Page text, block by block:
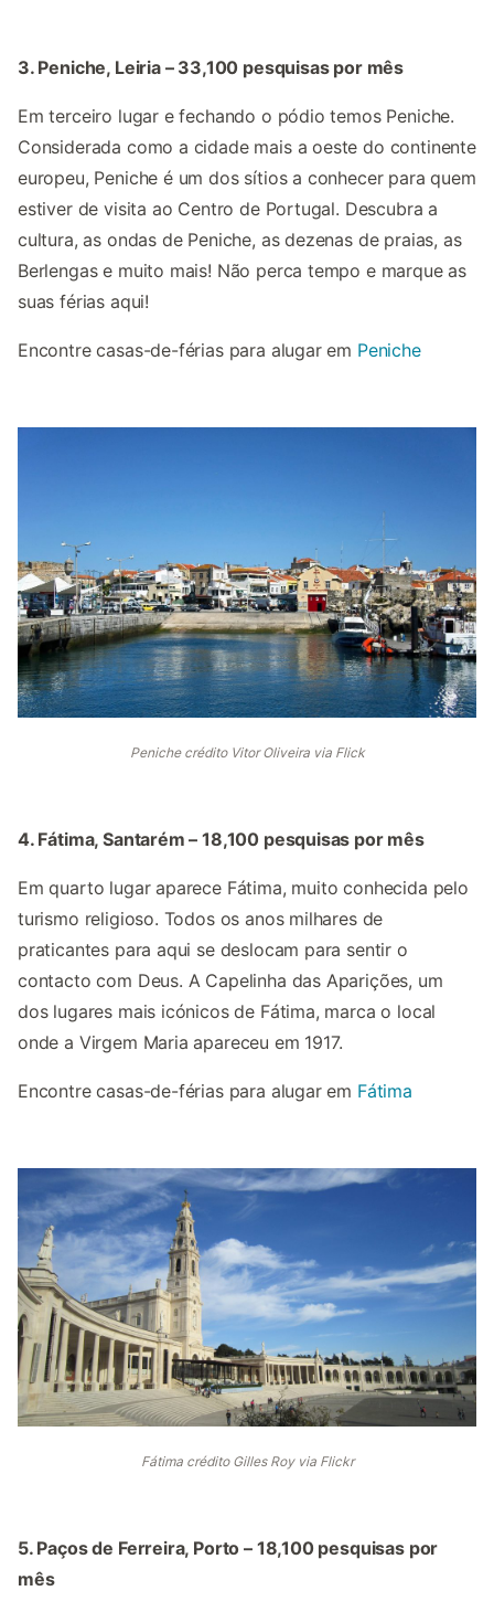
3. Peniche, Leiria – 33,100 pesquisas por mês
Em terceiro lugar e fechando o pódio temos Peniche.
Considerada como a cidade mais a oeste do continente
europeu, Peniche é um dos sítios a conhecer para quem
estiver de visita ao Centro de Portugal. Descubra a
cultura, as ondas de Peniche, as dezenas de praias, as
Berlengas e muito mais! Não perca tempo e marque as
suas férias aqui!
Encontre casas-de-férias para alugar em Peniche
Peniche crédito Vitor Oliveira via Flick
4. Fátima, Santarém – 18,100 pesquisas por mês
Em quarto lugar aparece Fátima, muito conhecida pelo
turismo religioso. Todos os anos milhares de
praticantes para aqui se deslocam para sentir o
contacto com Deus. A Capelinha das Aparições, um
dos lugares mais icónicos de Fátima, marca o local
onde a Virgem Maria apareceu em 1917.
Encontre casas-de-férias para alugar em Fátima
Fátima crédito Gilles Roy via Flickr
5. Paços de Ferreira, Porto – 18,100 pesquisas por
mês